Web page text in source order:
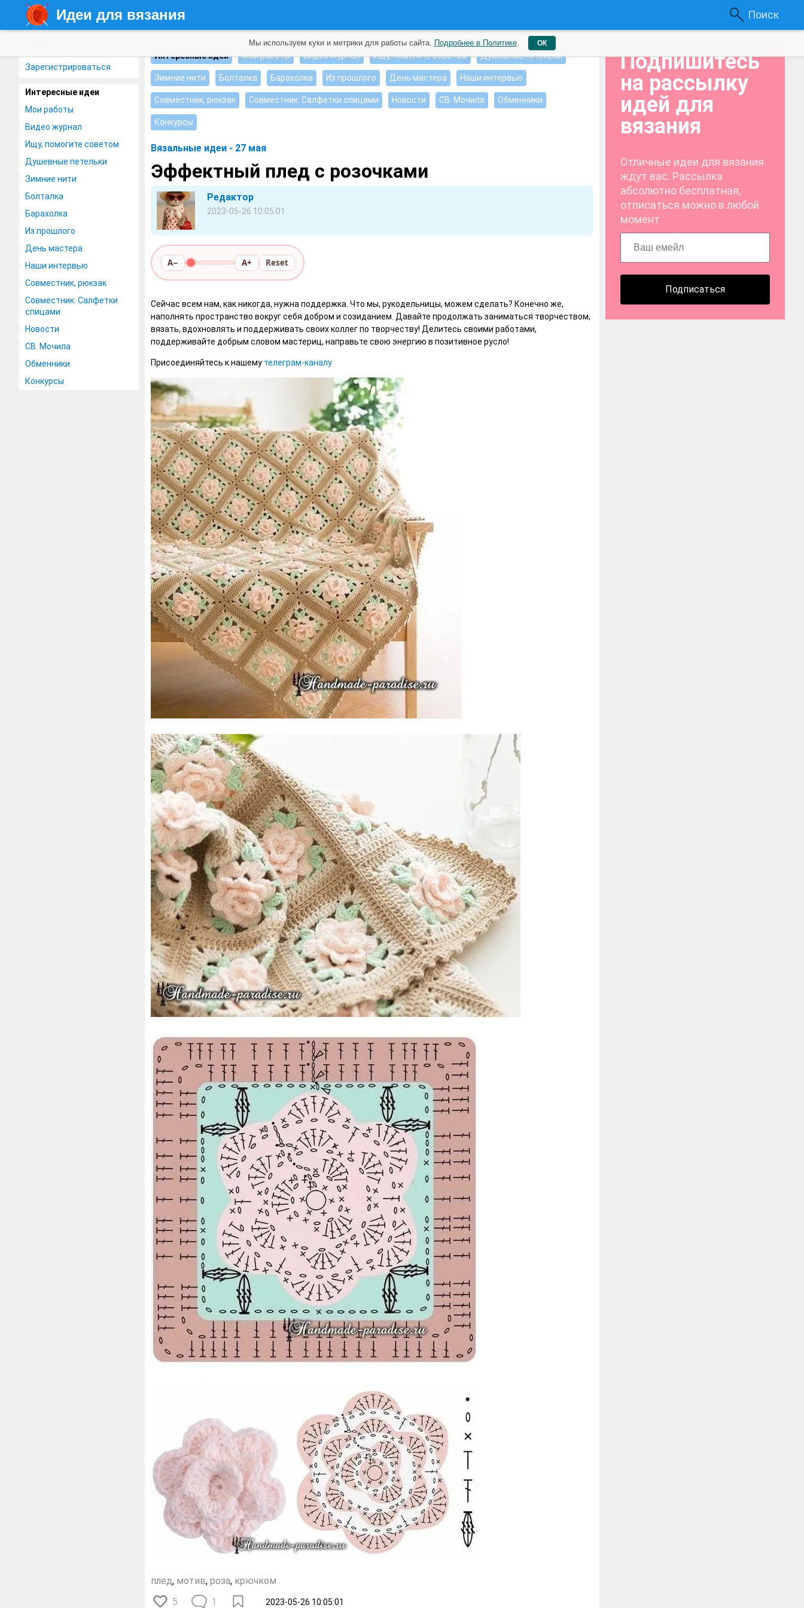
Идеи для вязания Поиск
Зарегистрироваться
Интересные идеи
Мои работы
Видео журнал
Ищу, помогите советом
Душевные петельки
Зимние нити
Болталка
Барахолка
Из прошлого
День мастера
Наши интервью
Совместник, рюкзак
Совместник. Салфетки
спицами
Новости
СВ. Мочила
Обменники
Конкурсы
Интересные идеи Мои работы Видео журнал Ищу, помогите советом Душевные петельки
Зимние нити Болталка Барахолка Из прошлого День мастера Наши интервью
Совместник, рюкзак Совместник. Салфетки спицами Новости СВ. Мочила Обменники
Конкурсы
Вязальные идеи - 27 мая
Эффектный плед с розочками
Редактор
2023-05-26 10:05:01
A− A+ Reset
Сейчас всем нам, как никогда, нужна поддержка. Что мы, рукодельницы, можем сделать? Конечно же,
наполнять пространство вокруг себя добром и созиданием. Давайте продолжать заниматься творчеством,
вязать, вдохновлять и поддерживать своих коллег по творчеству! Делитесь своими работами,
поддерживайте добрым словом мастериц, направьте свою энергию в позитивное русло!
Присоединяйтесь к нашему телеграм-каналу
плед, мотив, роза, крючком
5
1 2023-05-26 10:05:01
Подпишитесь
на рассылку
идей для
вязания
Отличные идеи для вязания
ждут вас. Рассылка
абсолютно бесплатная,
отписаться можно в любой
момент
Подписаться
Мы используем куки и метрики для работы сайта. Подробнее в Политике. ОК